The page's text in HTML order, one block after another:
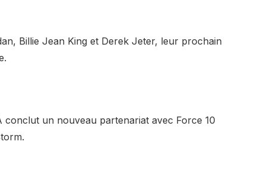
Billie Jean King et Derek Jeter, leur prochain
conclut un nouveau partenariat avec Force 10